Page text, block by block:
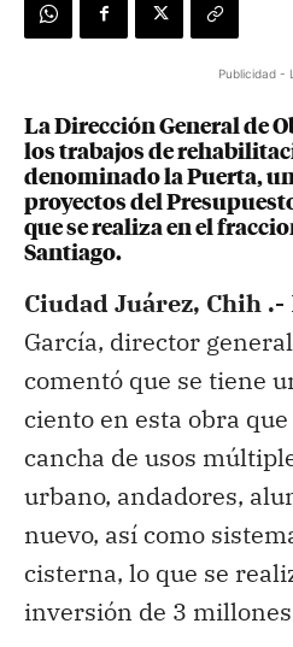
Publicidad -
La Dirección General de
los trabajos de
denominado la Puerta,
proyectos del
que se realiza en el
Santiago.
Ciudad Juárez, Chih .-
García, director
comentó que se tiene
ciento en esta obra
cancha de usos
urbano, andadores,
nuevo, así como
cisterna, lo que se
inversión de 3